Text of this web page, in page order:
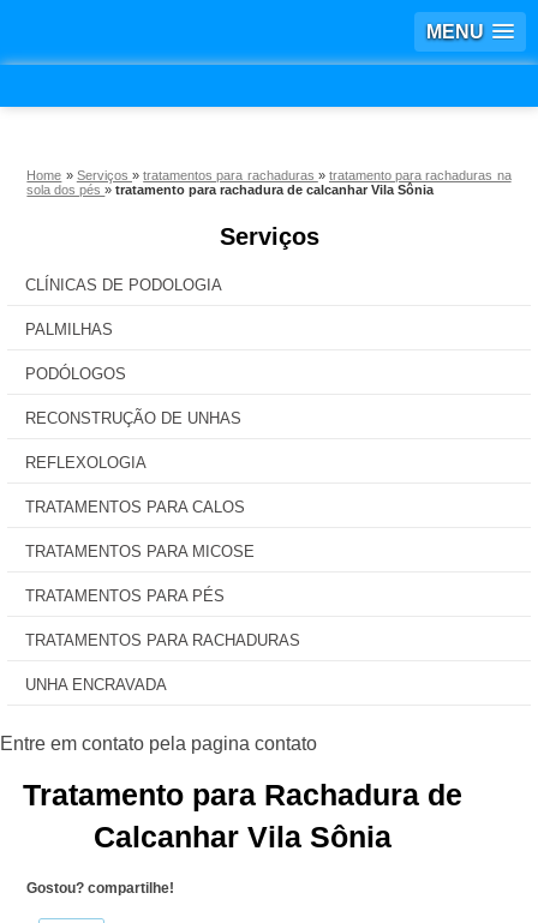
MENU
Home » Serviços »tratamentos para rachaduras »tratamento para rachaduras na
sola dos pés»tratamento para rachadura de calcanhar Vila Sônia
Serviços
CLÍNICAS DE PODOLOGIA
PALMILHAS
PODÓLOGOS
RECONSTRUÇÃO DE UNHAS
REFLEXOLOGIA
TRATAMENTOS PARA CALOS
TRATAMENTOS PARA MICOSE
TRATAMENTOS PARA PÉS
TRATAMENTOS PARA RACHADURAS
UNHA ENCRAVADA
Tratamento para Rachadura de
Calcanhar Vila Sônia
Gostou? compartilhe!